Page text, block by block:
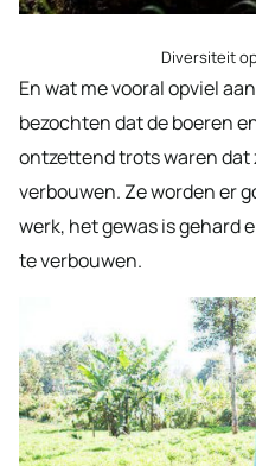
Diversiteit
En wat me vooral opviel
bezochten dat de boeren
ontzettend trots waren dat
verbouwen. Ze worden er
werk, het gewas is gehard
te verbouwen.